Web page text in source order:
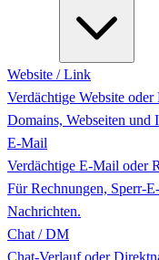
Website / Link
Verdächtige Website
Domains, Webseiten und
E-Mail
Verdächtige E-Mail oder
Für Rechnungen, Sperr-
Nachrichten.
Chat / DM